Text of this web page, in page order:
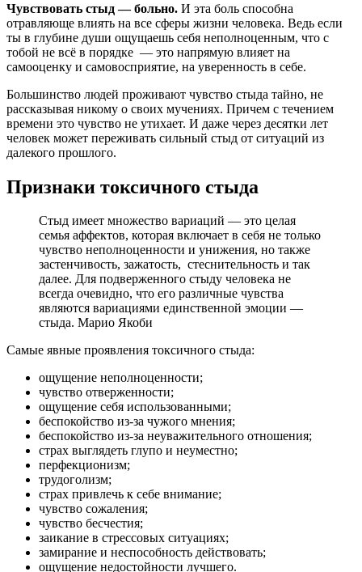
Чувствовать стыд — больно. И эта боль способна
отравляюще влиять на все сферы жизни человека. Ведь если
ты в глубине души ощущаешь себя неполноценным, что с
тобой не всё в порядке — это напрямую влияет на
самооценку и самовосприятие, на уверенность в себе.
Большинство людей проживают чувство стыда тайно, не
рассказывая никому о своих мучениях. Причем с течением
времени это чувство не утихает. И даже через десятки лет
человек может переживать сильный стыд от ситуаций из
далекого прошлого.
Признаки токсичного стыда
Стыд имеет множество вариаций — это целая
семья аффектов, которая включает в себя не только
чувство неполноценности и унижения, но также
застенчивость, зажатость, стеснительность и так
далее. Для подверженного стыду человека не
всегда очевидно, что его различные чувства
являются вариациями единственной эмоции —
стыда. Марио Якоби
Самые явные проявления токсичного стыда:
ощущение неполноценности;
чувство отверженности;
ощущение себя использованными;
беспокойство из-за чужого мнения;
беспокойство из-за неуважительного отношения;
страх выглядеть глупо и неуместно;
перфекционизм;
трудоголизм;
страх привлечь к себе внимание;
чувство сожаления;
чувство бесчестия;
заикание в стрессовых ситуациях;
замирание и неспособность действовать;
ощущение недостойности лучшего.